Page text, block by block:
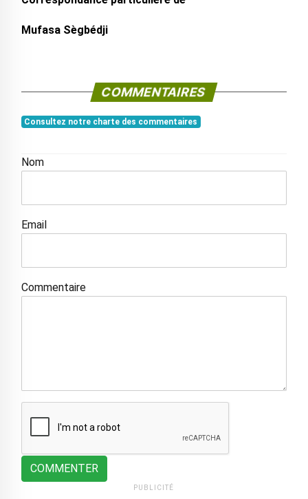
Mufasa Sègbédji
COMMENTAIRES
Consultez notre charte des commentaires
Nom
Email
Commentaire
COMMENTER
PUBLICITÉ